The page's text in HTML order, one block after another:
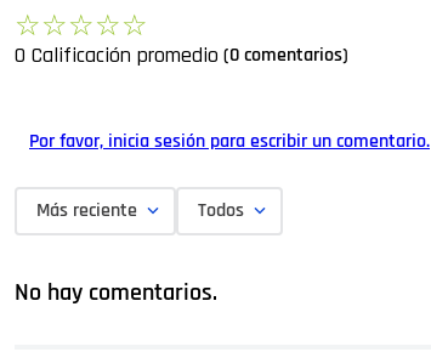
☆☆☆☆☆
0 Calificación promedio (0 comentarios)
Por favor, inicia sesión para escribir un comentario.
Más reciente Todos
No hay comentarios.